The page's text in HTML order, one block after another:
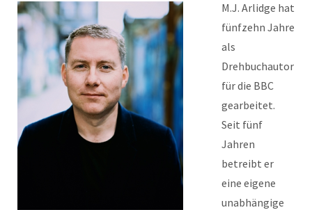
M.J. Arlidge hat
fünfzehn Jahre
als
Drehbuchautor
für die BBC
gearbeitet.
Seit fünf
Jahren
betreibt er
eine eigene
unabhängige